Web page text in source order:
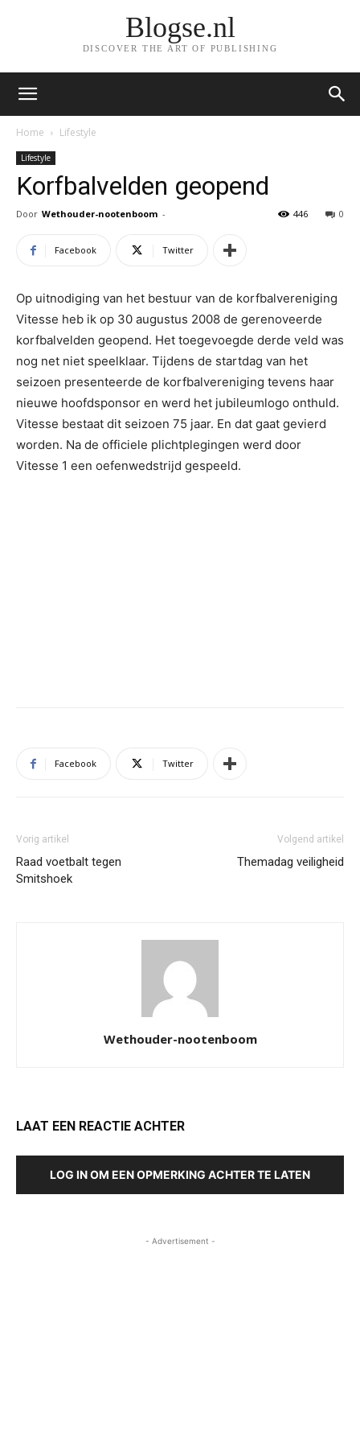
Blogse.nl
DISCOVER THE ART OF PUBLISHING
Home Lifestyle
Lifestyle
Korfbalvelden geopend
Door Wethouder-nootenboom - 0
446
Facebook Twitter
Op uitnodiging van het bestuur van de korfbalvereniging
Vitesse heb ik op 30 augustus 2008 de gerenoveerde
korfbalvelden geopend. Het toegevoegde derde veld was
nog net niet speelklaar. Tijdens de startdag van het
seizoen presenteerde de korfbalvereniging tevens haar
nieuwe hoofdsponsor en werd het jubileumlogo onthuld.
Vitesse bestaat dit seizoen 75 jaar. En dat gaat gevierd
worden. Na de officiele plichtplegingen werd door
Vitesse 1 een oefenwedstrijd gespeeld.
Facebook Twitter
Vorig artikel
Raad voetbalt tegen
Smitshoek
Volgend artikel
Themadag veiligheid
Wethouder-nootenboom
LAAT EEN REACTIE ACHTER
LOG IN OM EEN OPMERKING ACHTER TE LATEN
- Advertisement -